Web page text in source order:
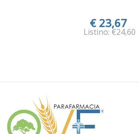
€ 23,67
Listino: €24,60